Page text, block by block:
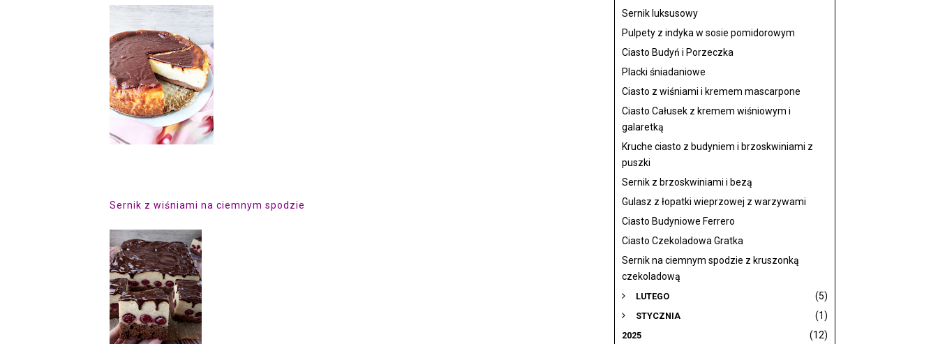
Sernik z wiśniami na ciemnym spodzie
Sernik luksusowy
Pulpety z indyka w sosie pomidorowym
Ciasto Budyń i Porzeczka
Placki śniadaniowe
Ciasto z wiśniami i kremem mascarpone
Ciasto Całusek z kremem wiśniowym i
galaretką
Kruche ciasto z budyniem i brzoskwiniami z
puszki
Sernik z brzoskwiniami i bezą
Gulasz z łopatki wieprzowej z warzywami
Ciasto Budyniowe Ferrero
Ciasto Czekoladowa Gratka
Sernik na ciemnym spodzie z kruszonką
czekoladową
LUTEGO (5)
STYCZNIA (1)
2025 (12)